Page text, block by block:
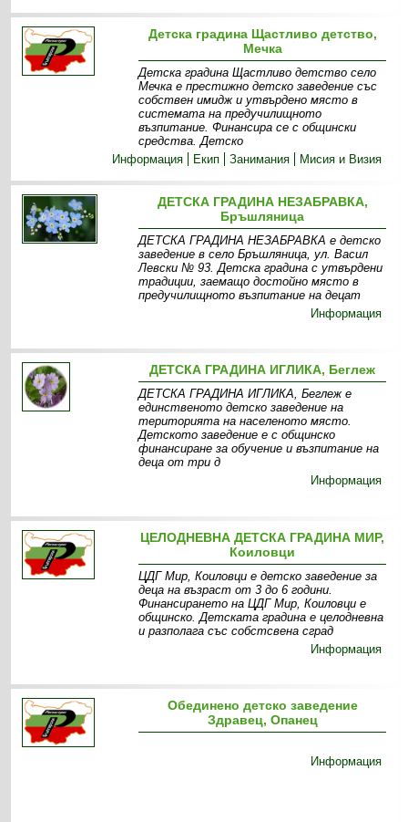
Детска градина Щастливо детство,
Мечка
Детска градина Щастливо детство село
Мечка е престижно детско заведение със
собствен имидж и утвърдено място в
системата на предучилищното
възпитание. Финансира се с общински
средства. Детско
Информация
Екип Занимания Мисия и Визия
ДЕТСКА ГРАДИНА НЕЗАБРАВКА,
Бръшляница
ДЕТСКА ГРАДИНА НЕЗАБРАВКА е детско
заведение в село Бръшляница, ул. Васил
Левски № 93. Детска градина с утвърдени
традиции, заемащо достойно място в
предучилищното възпитание на децат
Информация
ДЕТСКА ГРАДИНА ИГЛИКА, Беглеж
ДЕТСКА ГРАДИНА ИГЛИКА, Беглеж е
единственото детско заведение на
територията на населеното място.
Детското заведение е с общинско
финансиране за обучение и възпитание на
деца от три д
Информация
ЦЕЛОДНЕВНА ДЕТСКА ГРАДИНА МИР,
Коиловци
ЦДГ Мир, Коиловци е детско заведение за
деца на възраст от 3 до 6 години.
Финансирането на ЦДГ Мир, Коиловци е
общинско. Детската градина е целодневна
и разполага със собстсвена сград
Информация
Обединено детско заведение
Здравец, Опанец
Информация